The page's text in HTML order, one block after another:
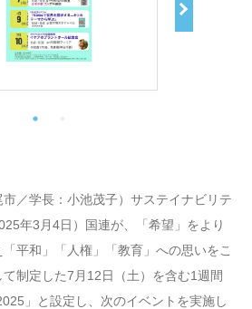
／学長：小池茂子）サステイナビリテ
年3月4日）国連が、「希望」をより
平和」「人権」「教育」への思いをこ
制定した7月12日（土）を含む1週間
」と設定し、次のイベントを実施し